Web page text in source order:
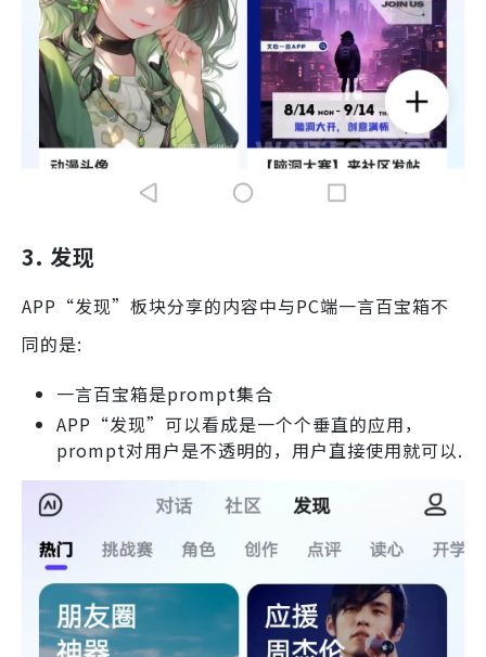
3. 发现
APP“发现”板块分享的内容中与PC端一言百宝箱不
同的是:
一言百宝箱是prompt集合
APP“发现”可以看成是一个个垂直的应用，
prompt对用户是不透明的，用户直接使用就可以.